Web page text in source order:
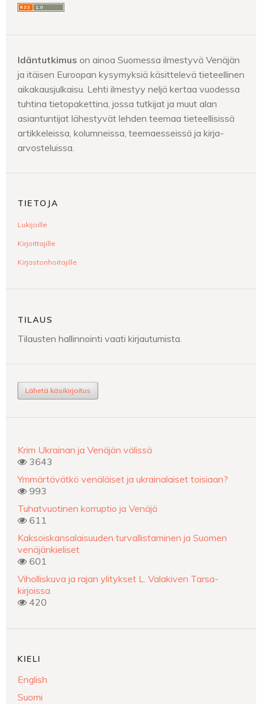
Idäntutkimus on ainoa Suomessa ilmestyvä Venäjän
ja itäisen Euroopan kysymyksiä käsittelevä tieteellinen
aikakausjulkaisu. Lehti ilmestyy neljä kertaa vuodessa
tuhtina tietopakettina, jossa tutkijat ja muut alan
asiantuntijat lähestyvät lehden teemaa tieteellisissä
artikkeleissa, kolumneissa, teemaesseissä ja kirja-
arvosteluissa.
TIETOJA
Lukijoille
Kirjoittajille
Kirjastonhoitajille
TILAUS
Tilausten hallinnointi vaati kirjautumista.
Lähetä käsikirjoitus
Krim Ukrainan ja Venäjän välissä
3643
Ymmärtävätkö venäläiset ja ukrainalaiset toisiaan?
993
Tuhatvuotinen korruptio ja Venäjä
611
Kaksoiskansalaisuuden turvallistaminen ja Suomen
venäjänkieliset
601
Viholliskuva ja rajan ylitykset L. Valakiven Tarsa-
kirjoissa
420
KIELI
English
Suomi